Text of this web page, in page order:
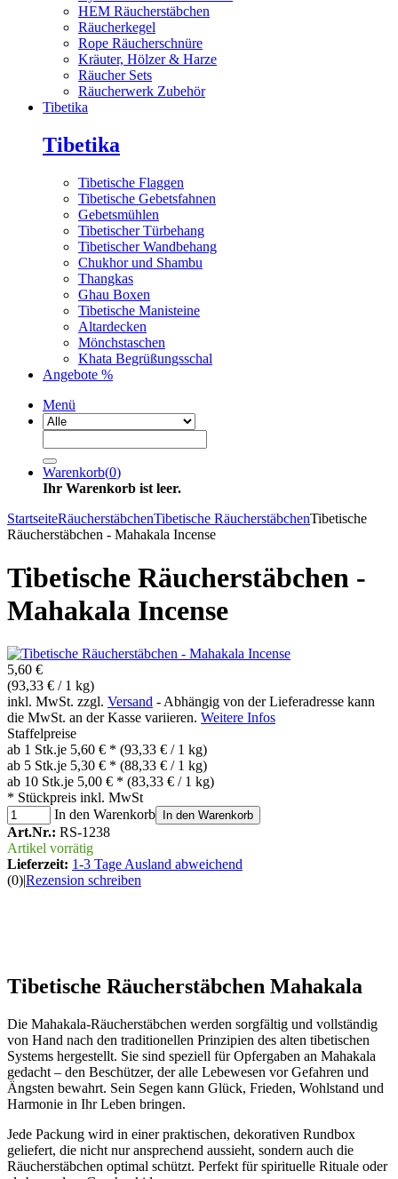
HEM Räucherstäbchen
Räucherkegel
Rope Räucherschnüre
Kräuter, Hölzer & Harze
Räucher Sets
Räucherwerk Zubehör
Tibetika
Tibetika
Tibetische Flaggen
Tibetische Gebetsfahnen
Gebetsmühlen
Tibetischer Türbehang
Tibetischer Wandbehang
Chukhor und Shambu
Thangkas
Ghau Boxen
Tibetische Manisteine
Altardecken
Mönchstaschen
Khata Begrüßungsschal
Angebote %
Menü
Warenkorb(0)
Ihr Warenkorb ist leer.
StartseiteRäucherstäbchenTibetische RäucherstäbchenTibetische
Räucherstäbchen - Mahakala Incense
Tibetische Räucherstäbchen -
Mahakala Incense
5,60 €
(93,33 € / 1 kg)
inkl. MwSt. zzgl. Versand - Abhängig von der Lieferadresse kann
die MwSt. an der Kasse variieren. Weitere Infos
Staffelpreise
ab 1 Stk.je 5,60 € * (93,33 € / 1 kg)
ab 5 Stk.je 5,30 € * (88,33 € / 1 kg)
ab 10 Stk.je 5,00 € * (83,33 € / 1 kg)
* Stückpreis inkl. MwSt
In den Warenkorb
In den Warenkorb
Art.Nr.: RS-1238
Artikel vorrätig
Lieferzeit: 1-3 Tage Ausland abweichend
(0)|Rezension schreiben
Tibetische Räucherstäbchen Mahakala
Die Mahakala-Räucherstäbchen werden sorgfältig und vollständig
von Hand nach den traditionellen Prinzipien des alten tibetischen
Systems hergestellt. Sie sind speziell für Opfergaben an Mahakala
gedacht – den Beschützer, der alle Lebewesen vor Gefahren und
Ängsten bewahrt. Sein Segen kann Glück, Frieden, Wohlstand und
Harmonie in Ihr Leben bringen.
Jede Packung wird in einer praktischen, dekorativen Rundbox
geliefert, die nicht nur ansprechend aussieht, sondern auch die
Räucherstäbchen optimal schützt. Perfekt für spirituelle Rituale oder